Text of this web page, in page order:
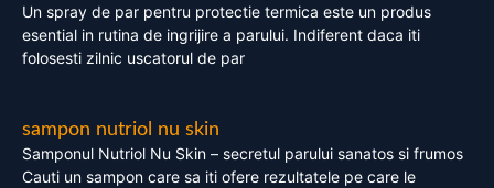
Un spray de par pentru protectie termica este un produs
esential in rutina de ingrijire a parului. Indiferent daca iti
folosesti zilnic uscatorul de par
sampon nutriol nu skin
Samponul Nutriol Nu Skin – secretul parului sanatos si frumos
Cauti un sampon care sa iti ofere rezultatele pe care le